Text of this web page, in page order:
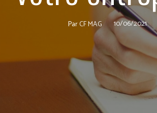
ParCF MAG 10/06/2021